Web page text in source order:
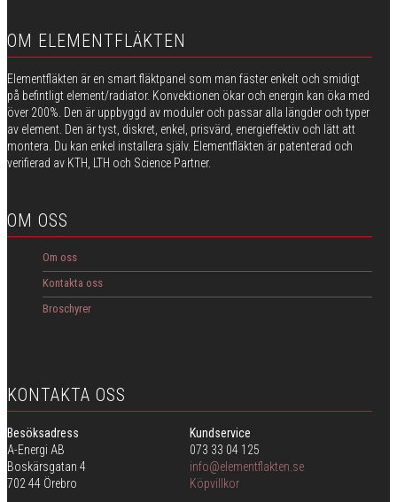
OM ELEMENTFLÄKTEN
Elementfläkten är en smart fläktpanel som man fäster enkelt och smidigt
på befintligt element/radiator. Konvektionen ökar och energin kan öka med
över 200%. Den är uppbyggd av moduler och passar alla längder och typer
av element. Den är tyst, diskret, enkel, prisvärd, energieffektiv och lätt att
montera. Du kan enkel installera själv. Elementfläkten är patenterad och
verifierad av KTH, LTH och Science Partner.
OM OSS
Om oss
Kontakta oss
Broschyrer
KONTAKTA OSS
Besöksadress
A-Energi AB
Boskärsgatan 4
702 44 Örebro
Kundservice
073 33 04 125
info@elementflakten.se
Köpvillkor